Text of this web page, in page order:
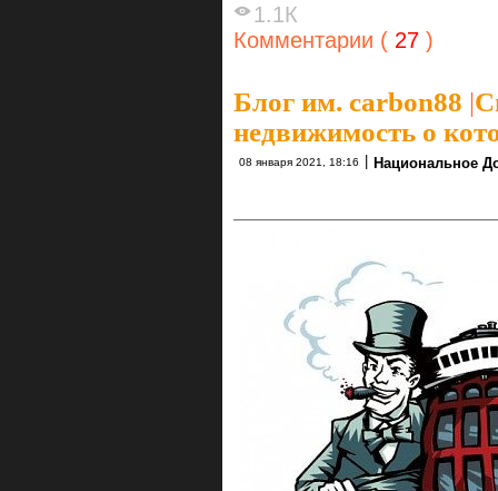
1.1К
Комментарии ( 27 )
Блог им. carbon88 |
недвижимость о
08 января 2021, 18:16 Национальное